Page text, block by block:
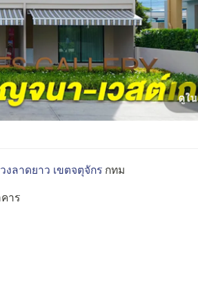
งลาดยาว เขตจตุจักร กทม
าร